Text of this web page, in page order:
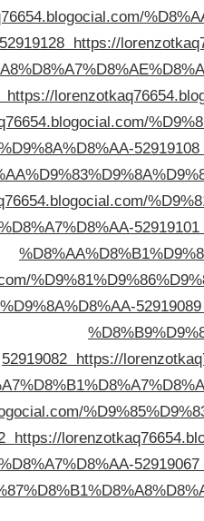
https://
https://
52919108
52919101
52919089
52919082 https://
https://
52919067